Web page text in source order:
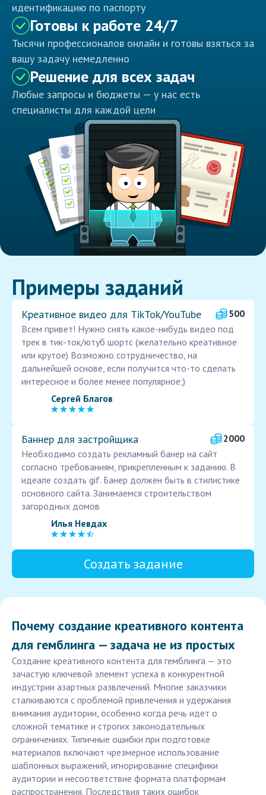
идентификацию по паспорту
Готовы к работе 24/7
Тысячи профессионалов онлайн и готовы взяться за
вашу задачу немедленно
Решение для всех задач
Любые запросы и бюджеты — у нас есть
специалисты для каждой цели
Примеры заданий
Креативное видео для TikTok/YouTube
500
Всем привет! Нужно снять какое-нибудь видео под
трек в тик-ток/ютуб шортс (желательно креативное
или крутое) Возможно сотрудничество, на
дальнейшей основе, если получится что-то сделать
интересное и более менее популярное;)
Сергей Благов
Баннер для застройщика
2000
Необходимо создать рекламный банер на сайт
согласно требованиям, прикрепленным к заданию. В
идеале создать gif. Банер должен быть в стилистике
основного сайта. Занимаемся строительством
загородных домов
Илья Невдах
Создать задание
Почему создание креативного контента
для гемблинга — задача не из простых
Создание креативного контента для гемблинга — это
зачастую ключевой элемент успеха в конкурентной
индустрии азартных развлечений. Многие заказчики
сталкиваются с проблемой привлечения и удержания
внимания аудитории, особенно когда речь идет о
сложной тематике и строгих законодательных
ограничениях. Типичные ошибки при подготовке
материалов включают чрезмерное использование
шаблонных выражений, игнорирование специфики
аудитории и несоответствие формата платформам
распространения. Последствия таких ошибок